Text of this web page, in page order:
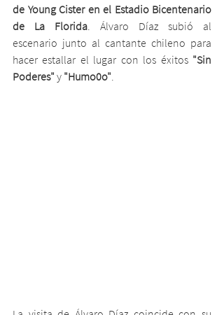
de Young Cister en el Estadio Bicentenario
de La Florida . Álvaro Díaz subió al
escenario junto al cantante chileno para
hacer estallar el lugar con los éxitos "Sin
Poderes" y "Humo0o"